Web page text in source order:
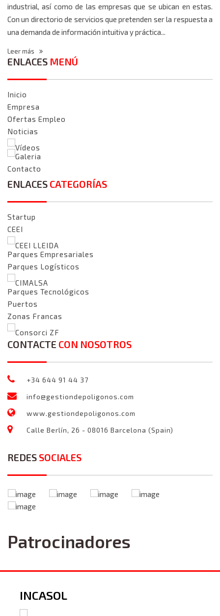
industrial, así como de las empresas que se ubican en estas.
Con un directorio de servicios que pretenden ser la respuesta a
una demanda de información intuitiva y práctica...
Leer más
ENLACES MENÚ
Inicio
Empresa
Ofertas Empleo
Noticias
Vídeos
Galeria
Contacto
ENLACES CATEGORÍAS
Startup
CEEI
CEEI LLEIDA
Parques Empresariales
Parques Logísticos
CIMALSA
Parques Tecnológicos
Puertos
Zonas Francas
Consorci ZF
CONTACTE CON NOSOTROS
+34 644 91 44 37
info@gestiondepoligonos.com
www.gestiondepoligonos.com
Calle Berlín, 26 - 08016 Barcelona (Spain)
REDES SOCIALES
Patrocinadores
INCASOL